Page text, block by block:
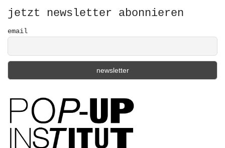
r
:
jetzt newsletter abonnieren
email